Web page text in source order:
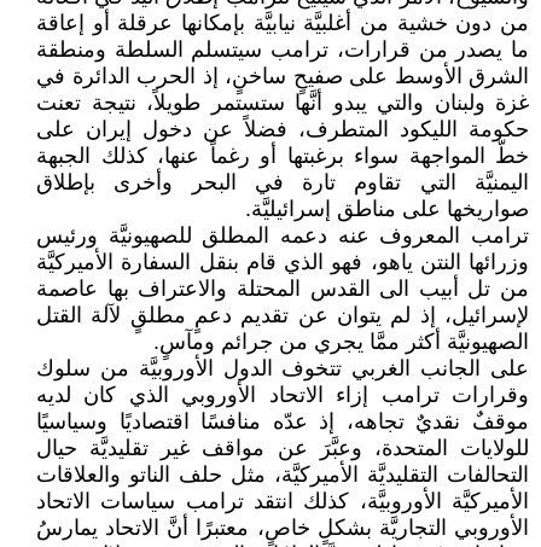
من دون خشية من أغلبيَّة نيابيَّة بإمكانها عرقلة أو إعاقة
ما يصدر من قرارات، ترامب سيتسلم السلطة ومنطقة
الشرق الأوسط على صفيحٍ ساخنٍ، إذ الحرب الدائرة في
غزة ولبنان والتي يبدو أنَّها ستستمر طويلاً، نتيجة تعنت
حكومة الليكود المتطرف، فضلاً عن دخول إيران على
خطّ المواجهة سواء برغبتها أو رغماً عنها، كذلك الجبهة
اليمنيَّة التي تقاوم تارة في البحر وأخرى بإطلاق
صواريخها على مناطق إسرائيليَّة.
ترامب المعروف عنه دعمه المطلق للصهيونيَّة ورئيس
وزرائها النتن ياهو، فهو الذي قام بنقل السفارة الأميركيَّة
من تل أبيب الى القدس المحتلة والاعتراف بها عاصمة
لإسرائيل، إذ لم يتوان عن تقديم دعمٍ مطلقٍ لآلة القتل
الصهيونيَّة أكثر ممَّا يجري من جرائم ومآسٍ.
على الجانب الغربي تتخوف الدول الأوروبيَّة من سلوك
وقرارات ترامب إزاء الاتحاد الأوروبي الذي كان لديه
موقفٌ نقديٌ تجاهه، إذ عدّه منافسًا اقتصاديًا وسياسيًا
للولايات المتحدة، وعبَّرَ عن مواقف غير تقليديَّة حيال
التحالفات التقليديَّة الأميركيَّة، مثل حلف الناتو والعلاقات
الأميركيَّة الأوروبيَّة، كذلك انتقد ترامب سياسات الاتحاد
الأوروبي التجاريَّة بشكلٍ خاصٍ، معتبرًا أنَّ الاتحاد يمارسُ